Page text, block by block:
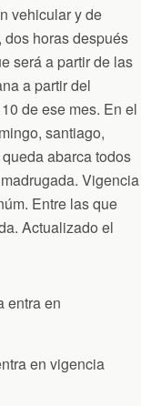
vehicular y de
dos horas después
será a partir de las
a partir del
de ese mes. En el
santiago,
abarca todos
Vigencia
Entre las que
Actualizado el
en vigencia